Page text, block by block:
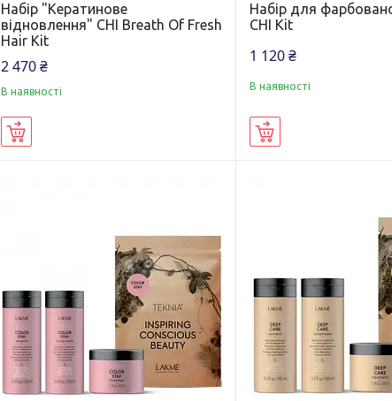
Набір "Кератинове
відновлення" CHI Breath Of Fresh
Hair Kit
2 470 ₴
В наявності
Набір для
CHI Kit
1 120 ₴
В наявності